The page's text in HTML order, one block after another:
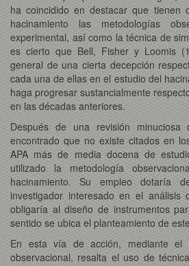
ha coincidido en destacar que tienen
hacinamiento las metodologías
experimental, así como la técnica de
es cierto que Bell, Fisher y Loomis
general de una cierta decepción
cada una de ellas en el estudio del
haga progresar sustancialmente
en las décadas anteriores.
Después de una revisión
encontrado que no existe citados en
APA más de media docena de
utilizado la metodología
hacinamiento. Su empleo dotaría
investigador interesado en el análisis
obligaría al diseño de instrumentos
sentido se ubica el planteamiento de
En esta vía de acción, mediante el
observacional, resalta el uso de